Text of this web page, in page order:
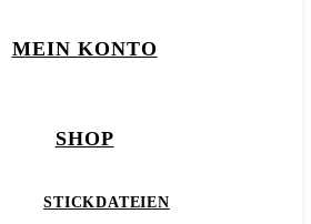
MEIN KONTO
SHOP
STICKDATEIEN